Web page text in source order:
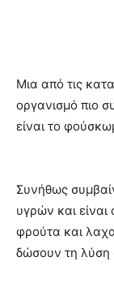
Μια από τις
οργανισμό πιο
είναι το
Συνήθως
υγρών και
φρούτα και
δώσουν τη λύση